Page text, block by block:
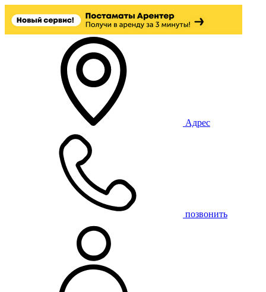
Адрес
позвонить